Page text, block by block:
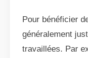
Pour bénéficier
généralement
travaillées. Par